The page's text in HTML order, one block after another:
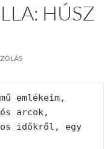
HÚSZ
emlékeim,
arcok,
időkről, egy